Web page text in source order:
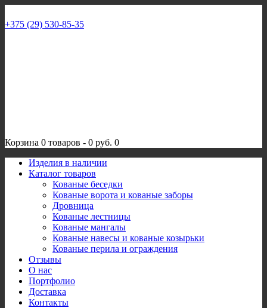
+375 (29) 530-85-35
Корзина 0 товаров - 0 руб. 0
Изделия в наличии
Каталог товаров
Кованые беседки
Кованые ворота и кованые заборы
Дровница
Кованые лестницы
Кованые мангалы
Кованые навесы и кованые козырьки
Кованые перила и ограждения
Отзывы
О нас
Портфолио
Доставка
Контакты